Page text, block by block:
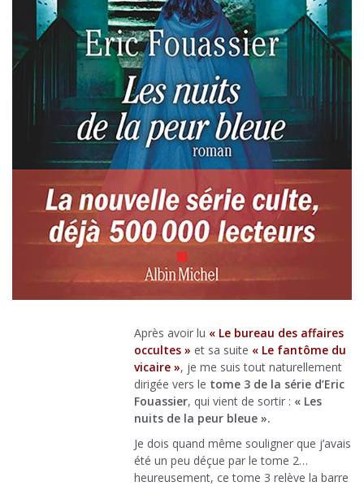
Après avoir lu « Le bureau des affaires
occultes » et sa suite « Le fantôme du
vicaire », je me suis tout naturellement
dirigée vers le tome 3 de la série d’Eric
Fouassier, qui vient de sortir : « Les
nuits de la peur bleue ».
Je dois quand même souligner que j’avais
été un peu déçue par le tome 2…
heureusement, ce tome 3 relève la barre